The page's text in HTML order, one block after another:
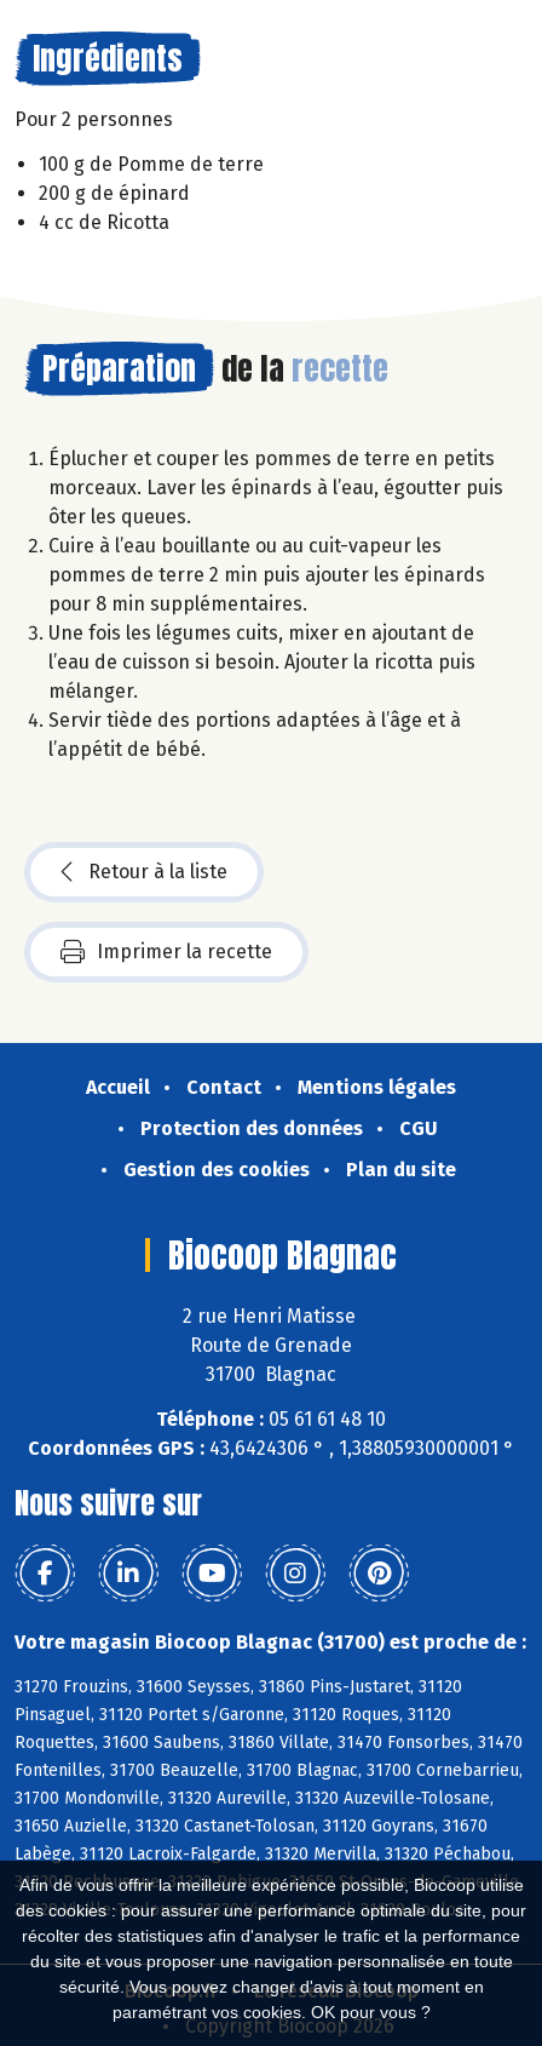
Afin de vous offrir la meilleure expérience possible, Biocoop utilise
des cookies : pour assurer une performance optimale du site, pour
récolter des statistiques afin d'analyser le trafic et la performance
du site et vous proposer une navigation personnalisée en toute
sécurité. Vous pouvez changer d'avis à tout moment en
paramétrant vos cookies. OK pour vous ?
Ingrédients
Pour 2 personnes
100 g de Pomme de terre
200 g de épinard
4 cc de Ricotta
Préparation de la recette
Éplucher et couper les pommes de terre en petits
morceaux. Laver les épinards à l’eau, égoutter puis
ôter les queues.
Cuire à l’eau bouillante ou au cuit-vapeur les
pommes de terre 2 min puis ajouter les épinards
pour 8 min supplémentaires.
Une fois les légumes cuits, mixer en ajoutant de
l’eau de cuisson si besoin. Ajouter la ricotta puis
mélanger.
Servir tiède des portions adaptées à l’âge et à
l’appétit de bébé.
Retour à la liste
Imprimer la recette
Accueil Contact
Mentions légales
Protection des données
CGU
Gestion des cookies
Plan du site
Biocoop Blagnac
2 rue Henri Matisse
Route de Grenade
31700 Blagnac
Téléphone : 05 61 61 48 10
Coordonnées GPS : 43,6424306 ° , 1,38805930000001 °
Nous suivre sur
Votre magasin Biocoop Blagnac (31700) est proche de :
31270 Frouzins, 31600 Seysses, 31860 Pins-Justaret, 31120
Pinsaguel, 31120 Portet s/Garonne, 31120 Roques, 31120
Roquettes, 31600 Saubens, 31860 Villate, 31470 Fonsorbes, 31470
Fontenilles, 31700 Beauzelle, 31700 Blagnac, 31700 Cornebarrieu,
31700 Mondonville, 31320 Aureville, 31320 Auzeville-Tolosane,
31650 Auzielle, 31320 Castanet-Tolosan, 31120 Goyrans, 31670
Labège, 31120 Lacroix-Falgarde, 31320 Mervilla, 31320 Péchabou,
31320 Pechbusque, 31320 Rebigue, 31650 St-Orens-de-Gameville,
31320 Vieille-Toulouse, 31320 Vigoulet-Auzil, 31620 Bouloc
Biocoop.fr
Le réseau Biocoop
Copyright Biocoop 2026